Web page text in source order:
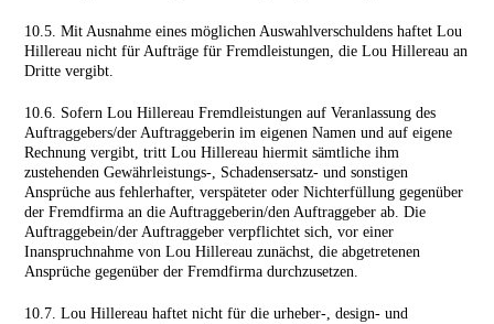
10.5. Mit Ausnahme eines möglichen Auswahlverschuldens haftet Lou
Hillereau nicht für Aufträge für Fremdleistungen, die Lou Hillereau an
Dritte vergibt.
10.6. Sofern Lou Hillereau Fremdleistungen auf Veranlassung des
Auftraggebers/der Auftraggeberin im eigenen Namen und auf eigene
Rechnung vergibt, tritt Lou Hillereau hiermit sämtliche ihm
zustehenden Gewährleistungs-, Schadensersatz- und sonstigen
Ansprüche aus fehlerhafter, verspäteter oder Nichterfüllung gegenüber
der Fremdfirma an die Auftraggeberin/den Auftraggeber ab. Die
Auftraggebein/der Auftraggeber verpflichtet sich, vor einer
Inanspruchnahme von Lou Hillereau zunächst, die abgetretenen
Ansprüche gegenüber der Fremdfirma durchzusetzen.
10.7. Lou Hillereau haftet nicht für die urheber-, design- und